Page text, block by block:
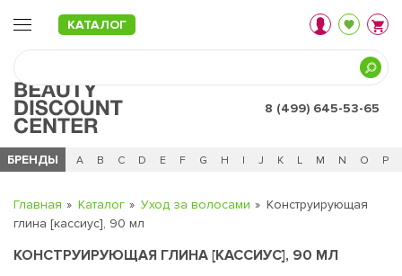
КАТАЛОГ
8 (499) 645-53-65
БРЕНДЫ
Ч 0 - 9 A B C D E F G H I J K L M N O P
Главная Каталог Уход за волосами
Конструирующая
глина [кассиус], 90 мл
КОНСТРУИРУЮЩАЯ ГЛИНА [КАССИУС], 90 МЛ